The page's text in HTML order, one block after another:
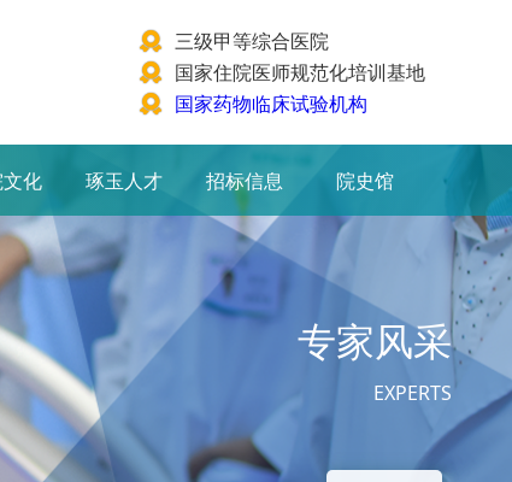
三级甲等综合医院
国家住院医师规范化培训基地
国家药物临床试验机构
化 琢玉人才 招标信息 院史馆
专家风采
EXPERTS